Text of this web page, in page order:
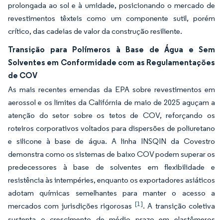
prolongada ao sol e à umidade, posicionando o mercado de
revestimentos têxteis como um componente sutil, porém
crítico, das cadeias de valor da construção resiliente.
Transição para Polímeros à Base de Água e Sem
Solventes em Conformidade com as Regulamentações
de COV
As mais recentes emendas da EPA sobre revestimentos em
aerossol e os limites da Califórnia de maio de 2025 aguçam a
atenção do setor sobre os tetos de COV, reforçando os
roteiros corporativos voltados para dispersões de poliuretano
e silicone à base de água. A linha INSQIN da Covestro
demonstra como os sistemas de baixo COV podem superar os
predecessores à base de solventes em flexibilidade e
resistência às intempéries, enquanto os exportadores asiáticos
adotam químicas semelhantes para manter o acesso a
mercados com jurisdições rigorosas [1]. A transição coletiva